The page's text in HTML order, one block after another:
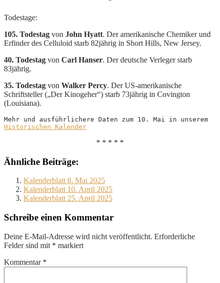
Todestage:
105. Todestag von John Hyatt. Der amerikanische Chemiker und
Erfinder des Celluloid starb 82jährig in Short Hills, New Jersey.
40. Todestag von Carl Hanser. Der deutsche Verleger starb
83jährig.
35. Todestag von Walker Percy. Der US-amerikanische
Schriftsteller („Der Kinogeher“) starb 73jährig in Covington
(Louisiana).
Historischen Kalender
* * * * *
Ähnliche Beiträge:
Kalenderblatt 8. Mai 2025
Kalenderblatt 10. April 2025
Kalenderblatt 25. April 2025
Schreibe einen Kommentar
Deine E-Mail-Adresse wird nicht veröffentlicht. Erforderliche
Felder sind mit * markiert
Kommentar *